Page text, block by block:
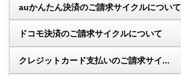
auかんたん決済のご請求サイクルについて
ドコモ決済のご請求サイクルについて
クレジットカード支払いのご請求サイ...